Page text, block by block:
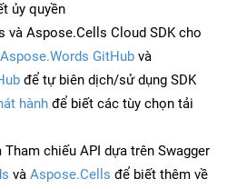
ủy quyền
và Aspose.Cells Cloud SDK cho
Aspose.Words GitHub và
để tự biên dịch/sử dụng SDK
hành để biết các tùy chọn tải
Tham chiếu API dựa trên Swagger
và Aspose.Cells để biết thêm về